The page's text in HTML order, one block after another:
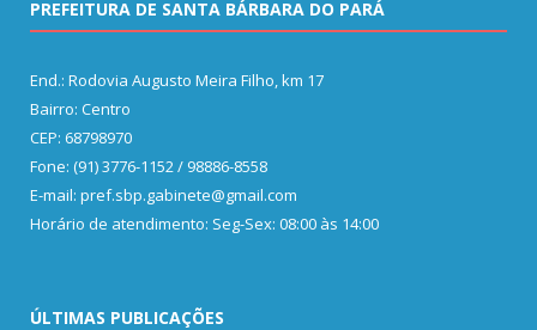
PREFEITURA DE SANTA BÁRBARA DO PARÁ
End.: Rodovia Augusto Meira Filho, km 17
Bairro: Centro
CEP: 68798970
Fone: (91) 3776-1152 / 98886-8558
E-mail: pref.sbp.gabinete@gmail.com
Horário de atendimento: Seg-Sex: 08:00 às 14:00
ÚLTIMAS PUBLICAÇÕES